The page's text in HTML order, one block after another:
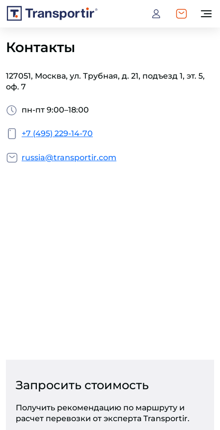
Контакты
127051, Москва, ул. Трубная, д. 21, подъезд 1, эт. 5,
оф. 7
пн-пт 9:00–18:00
+7 (495) 229-14-70
russia@transportir.com
Запросить стоимость
Получить рекомендацию по маршруту и
расчет перевозки от эксперта Transportir.